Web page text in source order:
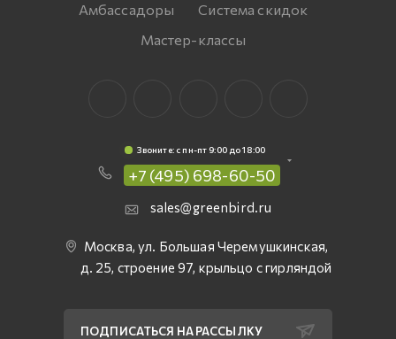
Амбассадоры
Система скидок
Мастер-классы
Звоните: c пн-пт 9:00 до 18:00
+7 (495) 698-60-50
sales@greenbird.ru
Москва, ул. Большая Черемушкинская,
д. 25, строение 97, крыльцо с гирляндой
ПОДПИСАТЬСЯ НА РАССЫЛКУ